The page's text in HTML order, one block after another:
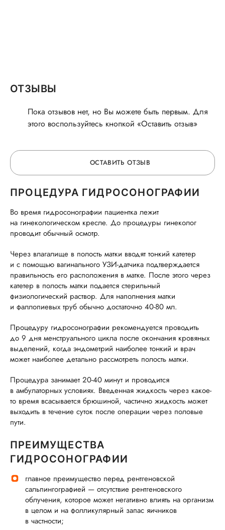
ОТЗЫВЫ
Пока отзывов нет, но Вы можете быть первым. Для
этого воспользуйтесь кнопкой «Оставить отзыв»
ОСТАВИТЬ ОТЗЫВ
ОСТАВЬТЕ ОТЗЫВ
ОБ УСЛУГЕ
ГОРЯЧАЯ ЛИНИЯ КАЧЕСТВА
ПРОЦЕДУРА ГИДРОСОНОГРАФИИ
Во время гидросонографии пациентка лежит
на гинекологическом кресле. До процедуры гинеколог
проводит обычный осмотр.
Через влагалище в полость матки вводят тонкий катетер
и с помощью вагинального УЗИ-датчика подтверждается
правильность его расположения в матке. После этого через
катетер в полость матки подается стерильный
физиологический раствор. Для наполнения матки
и фаллопиевых труб обычно достаточно 40-80 мл.
Процедуру гидросонографии рекомендуется проводить
до 9 дня менструального цикла после окончания кровяных
выделений, когда эндометрий наиболее тонкий и врач
может наиболее детально рассмотреть полость матки.
Процедура занимает 20-40 минут и проводится
в амбулаторных условиях. Введенная жидкость через какое-
то время всасывается брюшиной, частично жидкость может
выходить в течение суток после операции через половые
пути.
ПРЕИМУЩЕСТВА
ГИДРОСОНОГРАФИИ
главное преимущество перед рентгеновской
сальпингографией — отсутствие рентгеновского
облучения, которое может негативно влиять на организм
в целом и на фолликулярный запас яичников
в частности;